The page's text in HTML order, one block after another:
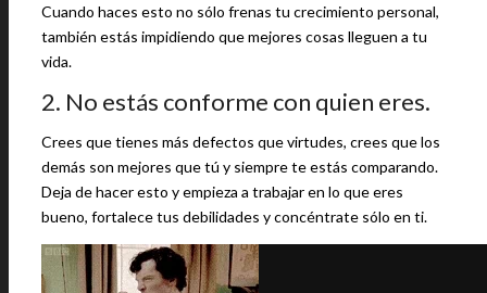
Cuando haces esto no sólo frenas tu crecimiento personal,
también estás impidiendo que mejores cosas lleguen a tu
vida.
2. No estás conforme con quien eres.
Crees que tienes más defectos que virtudes, crees que los
demás son mejores que tú y siempre te estás comparando.
Deja de hacer esto y empieza a trabajar en lo que eres
bueno, fortalece tus debilidades y concéntrate sólo en ti.